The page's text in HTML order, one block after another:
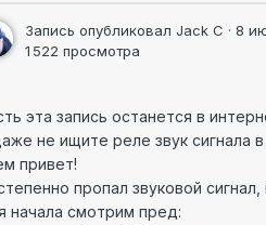
Запись опубликовал Jack C · 8
1 522 просмотра
эта запись останется в
не ищите реле звук сигнала в
привет!
пропал звуковой
начала смотрим пред: